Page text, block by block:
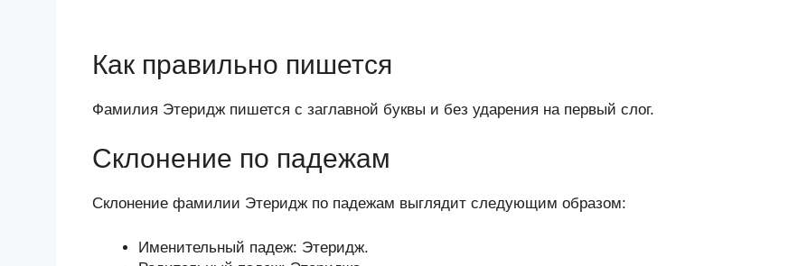
Как правильно пишется
Фамилия Этеридж пишется с заглавной буквы и без ударения на первый слог.
Склонение по падежам
Склонение фамилии Этеридж по падежам выглядит следующим образом:
Именительный падеж: Этеридж.